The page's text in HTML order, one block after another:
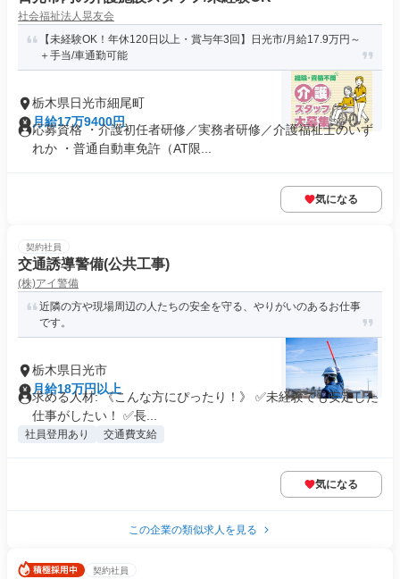
社会福祉法人晃友会
【未経験OK！年休120日以上・賞与年3回】日光市/月給17.9万円～
＋手当/車通勤可能
栃木県日光市細尾町
月給17万9400円
応募資格 ・介護初任者研修／実務者研修／介護福祉士のいず
れか ・普通自動車免許（AT限...
気になる
契約社員
交通誘導警備(公共工事)
(株)アイ警備
近隣の方や現場周辺の人たちの安全を守る、やりがいのあるお仕事
です。
栃木県日光市
月給18万円以上
求める人材: 《こんな方にぴったり！》 ✅未経験でも安定した
仕事がしたい！ ✅長...
社員登用あり 交通費支給
気になる
この企業の類似求人を見る
契約社員